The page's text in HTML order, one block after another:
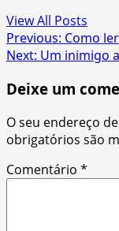
View All Posts
Post
navigation
Previous: Como
Next: Um inimigo
Deixe um
O seu endereço
obrigatórios são
Comentário *